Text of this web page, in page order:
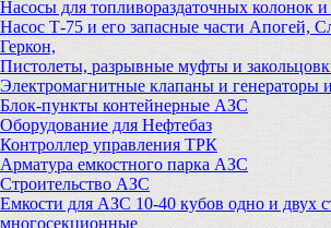
Насосы для топливораздаточных колонок и
Насос Т-75 и его запасные части Апогей,
Геркон,
Пистолеты, разрывные муфты и
Электромагнитные клапаны и генераторы
Блок-пункты контейнерные АЗС
Оборудование для Нефтебаз
Контроллер управления ТРК
Арматура емкостного парка АЗС
Строительство АЗС
Емкости для АЗС 10-40 кубов одно и двух
многосекционные